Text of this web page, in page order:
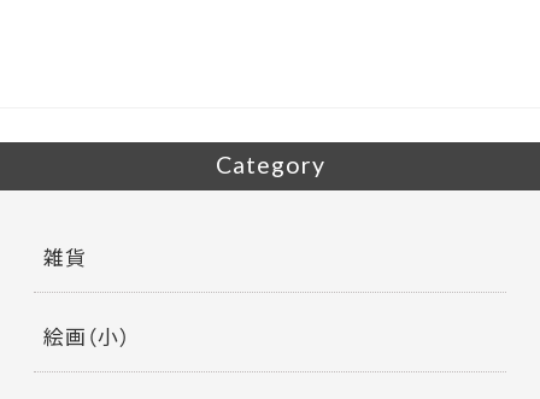
Category
雑貨
絵画（小）